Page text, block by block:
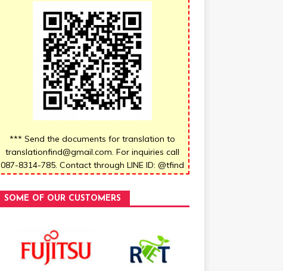
*** Send the documents for translation to
translationfind@gmail.com. For inquiries call
087-8314-785. Contact through LINE ID: @tfind
SOME OF OUR CUSTOMERS